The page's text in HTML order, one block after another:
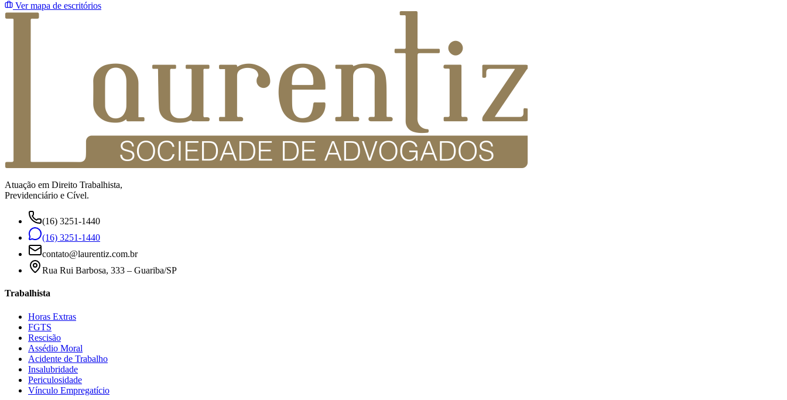
Ver mapa de escritórios
Atuação em Direito Trabalhista,
Previdenciário e Cível.
(16) 3251-1440
(16) 3251-1440
contato@laurentiz.com.br
Rua Rui Barbosa, 333 – Guariba/SP
Trabalhista
Horas Extras
FGTS
Rescisão
Assédio Moral
Acidente de Trabalho
Insalubridade
Periculosidade
Vínculo Empregatício